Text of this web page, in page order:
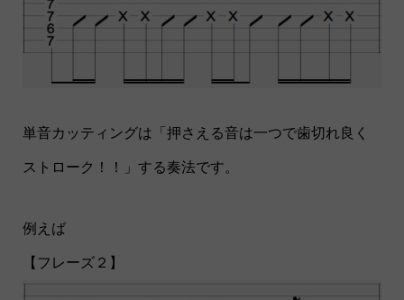
単音カッティングは「押さえる音は一つで歯切れ良く
ストローク！！」する奏法です。
例えば
【フレーズ２】